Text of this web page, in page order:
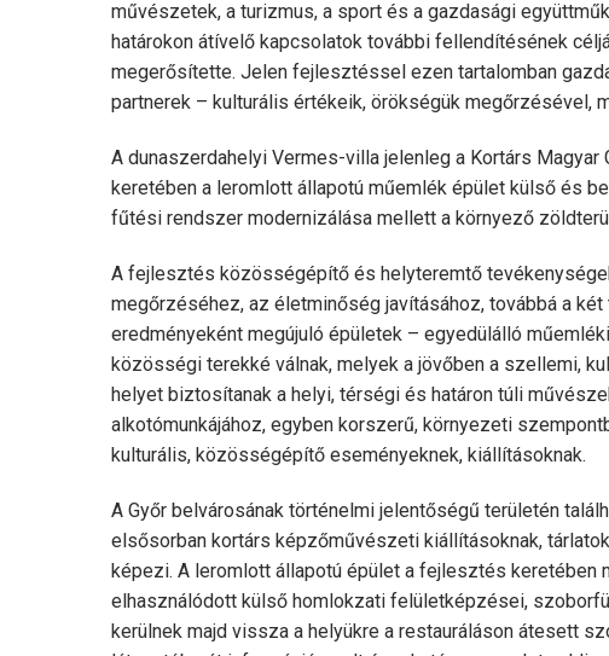
művészetek, a turizmus, a sport és a gazdasági
határokon átívelő kapcsolatok további fellendítésének
megerősítette. Jelen fejlesztéssel ezen tartalomban
partnerek – kulturális értékeik, örökségük megőrzésével,
A dunaszerdahelyi Vermes-villa jelenleg a Kortárs
keretében a leromlott állapotú műemlék épület külső és
fűtési rendszer modernizálása mellett a környező
A fejlesztés közösségépítő és helyteremtő
megőrzéséhez, az életminőség javításához, továbbá a
eredményeként megújuló épületek – egyedülálló
közösségi terekké válnak, melyek a jövőben a szellemi,
helyet biztosítanak a helyi, térségi és határon túli
alkotómunkájához, egyben korszerű, környezeti
kulturális, közösségépítő eseményeknek, kiállításoknak.
A Győr belvárosának történelmi jelentőségű területén
elsősorban kortárs képzőművészeti kiállításoknak,
képezi. A leromlott állapotú épület a fejlesztés keretében
elhasználódott külső homlokzati felületképzései,
kerülnek majd vissza a helyükre a restauráláson átesett